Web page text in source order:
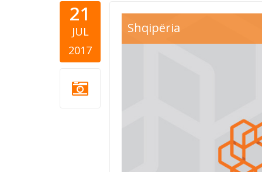
21
JUL
2017
Shqipëria